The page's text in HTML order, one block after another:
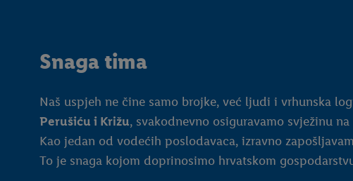
Snaga tima
Naš uspjeh ne čine samo brojke, već ljudi i vrhunska
Perušiću i Križu, svakodnevno osiguravamo svježinu
Kao jedan od vodećih poslodavaca, izravno
To je snaga kojom doprinosimo hrvatskom